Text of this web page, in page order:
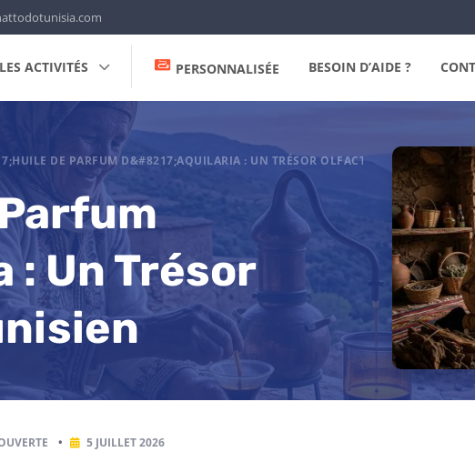
LES ACTIVITÉS PERSONNALISÉE BESOIN D’AIDE ?
DE PARFUM D&#8217;AQUILARIA : UN TRÉSOR OLFACTIF TUNISIEN
: Un Trésor
• 5 JUILLET 2026